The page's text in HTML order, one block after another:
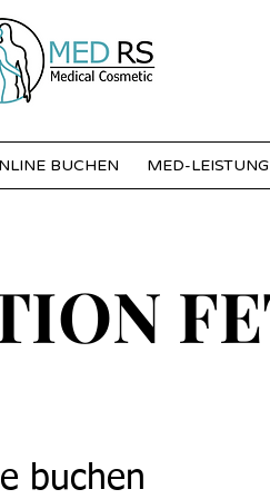
BUCHEN MED-
buchen